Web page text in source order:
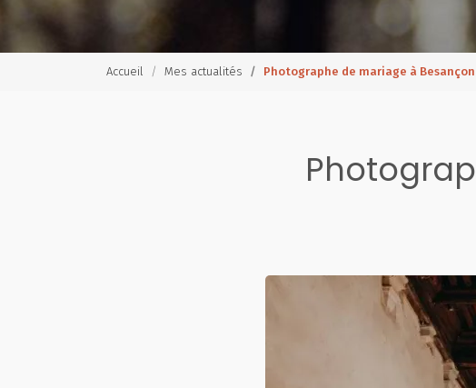
Accueil Mes actualités Photographe de mariage à Besançon